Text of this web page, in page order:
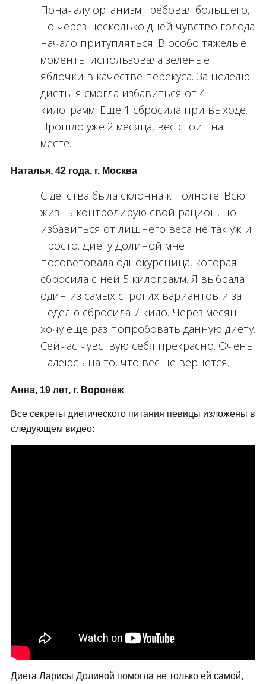
Поначалу организм требовал большего,
но через несколько дней чувство голода
начало притупляться. В особо тяжелые
моменты использовала зеленые
яблочки в качестве перекуса. За неделю
диеты я смогла избавиться от 4
килограмм. Еще 1 сбросила при выходе.
Прошло уже 2 месяца, вес стоит на
месте.
Наталья, 42 года, г. Москва
С детства была склонна к полноте. Всю
жизнь контролирую свой рацион, но
избавиться от лишнего веса не так уж и
просто. Диету Долиной мне
посоветовала однокурсница, которая
сбросила с ней 5 килограмм. Я выбрала
один из самых строгих вариантов и за
неделю сбросила 7 кило. Через месяц
хочу еще раз попробовать данную диету.
Сейчас чувствую себя прекрасно. Очень
надеюсь на то, что вес не вернется.
Анна, 19 лет, г. Воронеж
Все секреты диетического питания певицы изложены в
следующем видео:
Диета Ларисы Долиной помогла не только ей самой,